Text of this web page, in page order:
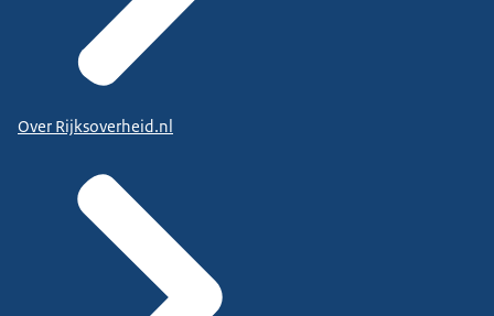
Over Rijksoverheid.nl